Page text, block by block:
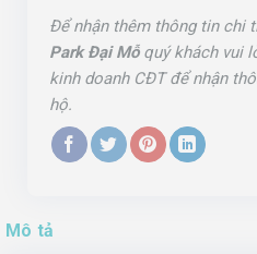
Để nhận thêm thông tin chi
Park Đại Mỗquý khách vui
kinh doanh CĐT để nhận
hộ.
Mô tả